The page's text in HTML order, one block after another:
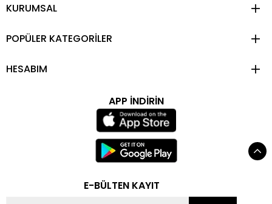
KURUMSAL
POPÜLER KATEGORİLER
HESABIM
APP İNDİRİN
E-BÜLTEN KAYIT